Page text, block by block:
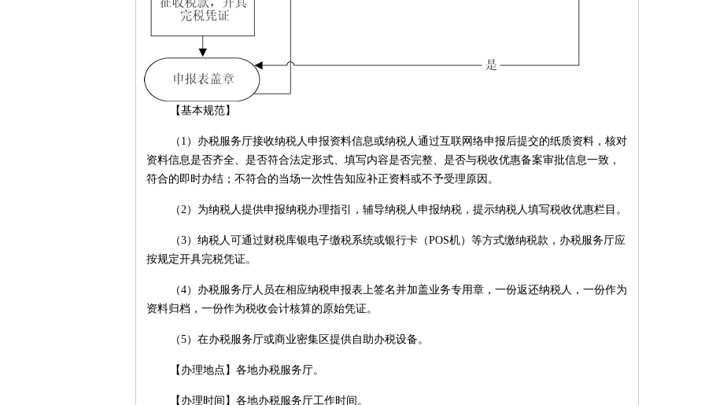
【基本规范】
（1）办税服务厅接收纳税人申报资料信息或纳税人通过互联网络申报后提交的纸质资料，核对
资料信息是否齐全、是否符合法定形式、填写内容是否完整、是否与税收优惠备案审批信息一致，
符合的即时办结；不符合的当场一次性告知应补正资料或不予受理原因。
（2）为纳税人提供申报纳税办理指引，辅导纳税人申报纳税，提示纳税人填写税收优惠栏目。
（3）纳税人可通过财税库银电子缴税系统或银行卡（POS机）等方式缴纳税款，办税服务厅应
按规定开具完税凭证。
（4）办税服务厅人员在相应纳税申报表上签名并加盖业务专用章，一份返还纳税人，一份作为
资料归档，一份作为税收会计核算的原始凭证。
（5）在办税服务厅或商业密集区提供自助办税设备。
【办理地点】各地办税服务厅。
【办理时间】各地办税服务厅工作时间。